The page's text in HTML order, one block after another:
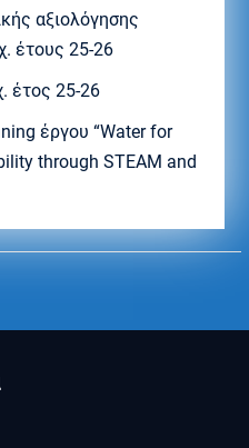
αξιολόγησης
έτους 25-26
έτος 25-26
έργου “Water for
through STEAM and